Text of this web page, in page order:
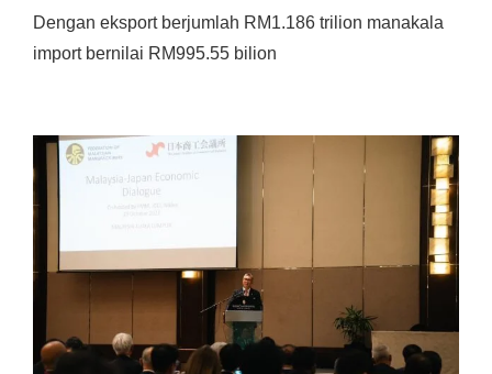
Dengan eksport berjumlah RM1.186 trilion manakala
import bernilai RM995.55 bilion